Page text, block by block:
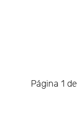
Página 1 de